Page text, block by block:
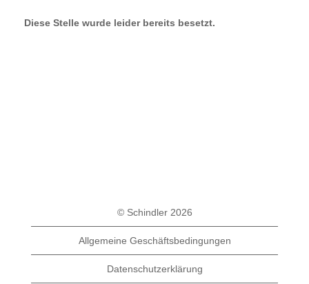
Diese Stelle wurde leider bereits besetzt.
© Schindler 2026
Allgemeine Geschäftsbedingungen
Datenschutzerklärung